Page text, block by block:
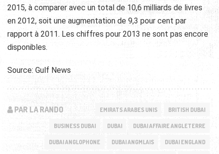
2015, à comparer avec un total de 10,6 milliards de livres
en 2012, soit une augmentation de 9,3 pour cent par
rapport à 2011. Les chiffres pour 2013 ne sont pas encore
disponibles.
Source: Gulf News
PAR LA RANDO EMIRATS ARABES UNIS BRITISH DUBAI
BUSINESS DUBAI DUBAI DUBAI AFFAIRE ANGLETERRE
DUBAI ANGLOPHONE DUBAI ANGMLAIS DUBAI ENGLAND